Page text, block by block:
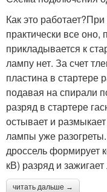
Как это
практически все оно,
прикладывается к
лампу нет. За счет
пластина в стартере
подавая на спирали
разряд в стартере
остывает и
лампы уже
дроссель формирует
кВ) разряд и
читать дальше →